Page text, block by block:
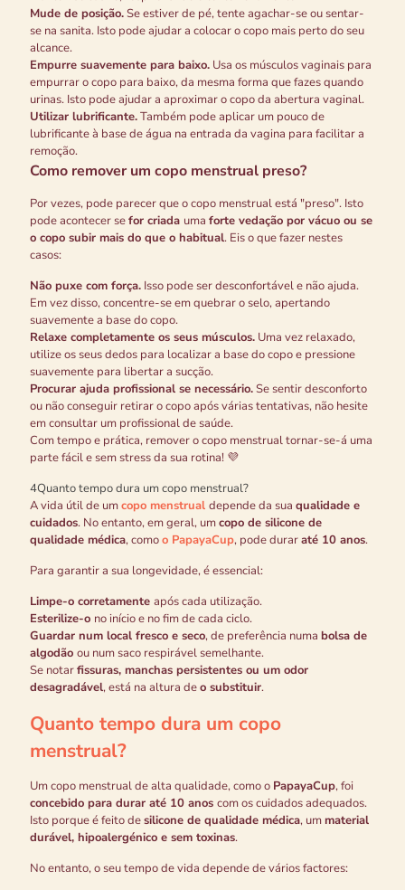
Mude de posição.Se estiver de pé, tente agachar-se ou sentar-
se na sanita. Isto pode ajudar a colocar o copo mais perto do seu
alcance.
Empurre suavemente para baixo. Usa os músculos vaginais para
empurrar o copo para baixo, da mesma forma que fazes quando
urinas. Isto pode ajudar a aproximar o copo da abertura vaginal.
Utilizar lubrificante.Também pode aplicar um pouco de
lubrificante à base de água na entrada da vagina para facilitar a
remoção.
Como remover um copo menstrual preso?
Por vezes, pode parecer que o copo menstrual está "preso". Isto
pode acontecer sefor criada uma forte vedação por vácuo ou se
o copo subir mais do que o habitual. Eis o que fazer nestes
casos:
Não puxe com força. Isso pode ser desconfortável e não ajuda.
Em vez disso, concentre-se em quebrar o selo, apertando
suavemente a base do copo.
Relaxe completamente os seus músculos. Uma vez relaxado,
utilize os seus dedos para localizar a base do copo e pressione
suavemente para libertar a sucção.
Procurar ajuda profissional se necessário.Se sentir desconforto
ou não conseguir retirar o copo após várias tentativas, não hesite
em consultar um profissional de saúde.
Com tempo e prática, remover o copo menstrual tornar-se-á uma
parte fácil e sem stress da sua rotina! 💜
4Quanto tempo dura um copo menstrual?
A vida útil de umcopo menstrual depende da sua qualidade e
cuidados. No entanto, em geral, umcopo de silicone de
qualidade médica, comoo PapayaCup, pode duraraté 10 anos.
Para garantir a sua longevidade, é essencial:
Limpe-o corretamente após cada utilização.
Esterilize-o no início e no fim de cada ciclo.
Guardar num local fresco e seco, de preferência numa bolsa de
algodão ou num saco respirável semelhante.
Se notarfissuras, manchas persistentes ou um odor
desagradável, está na altura deo substituir.
Quanto tempo dura um copo
menstrual?
Um copo menstrual de alta qualidade, como o PapayaCup, foi
concebido para durar até 10 anos com os cuidados adequados.
Isto porque é feito desilicone de qualidade médica, ummaterial
durável, hipoalergénico e sem toxinas.
No entanto, o seu tempo de vida depende de vários factores: